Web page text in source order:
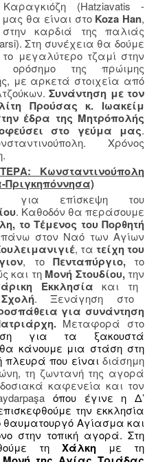
(Hatziavatis -
θα είναι στο Koza Han,
καρδιά της παλιάς
Στη συνέχεια θα δούμε
το μεγαλύτερο τζαμί στην
ορόσημο της πρώιμης
με αρκετά στοιχεία από
Συνάντηση με τον
Προύσας κ. Ιωακείμ
έδρα της Μητρόπολής
στο γεύμα μας.
Χρόνος
Κωνσταντινούπολη
Πριγκηπόννησα)
για επίσκεψη του
. Καθοδόν θα περάσουμε
το Τέμενος του Πορθητή
πάνω στον Ναό των Αγίων
, τα τείχη του
, το Πενταπύργιο, το
και τη Μονή Στουδίου, την
Εκκλησίακαι τη
. Ξενάγηση στο
για συνάντηση
Μεταφορά στο
για τα ξακουστά
κάνουμε μια στάση στη
πλευρά που είναι διάσημη
τη ζωντανή της αγορά
καφενεία και τον
όπου έγινε η Δ’
την εκκλησία
θαυματουργό Αγίασμα και
στην τοπική αγορά. Στη
τη Χάλκη με τη